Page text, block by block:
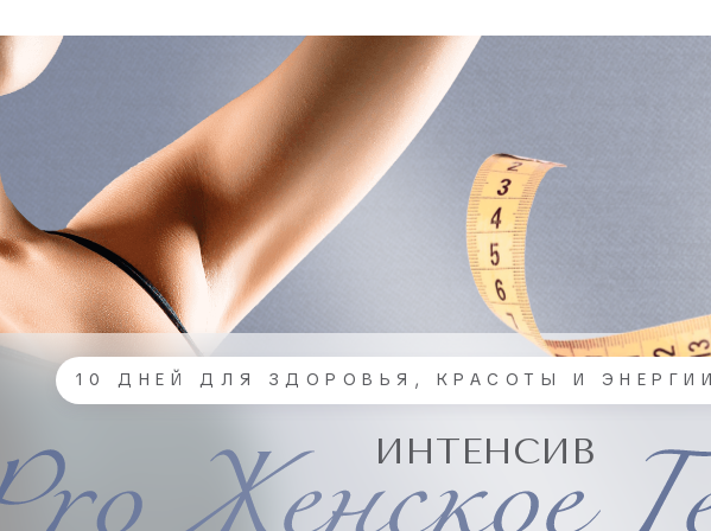
ИНТЕНСИВ
10 ДНЕЙ ДЛЯ ЗДОРОВЬЯ, КРАСОТЫ И